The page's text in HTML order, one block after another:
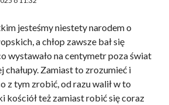
jesteśmy niestety narodem o
a chłop zawsze bał się
wystawało na centymetr poza świat
chałupy. Zamiast to zrozumieć i
z tym zrobić, od razu walił w to
kościół też zamiast robić się coraz